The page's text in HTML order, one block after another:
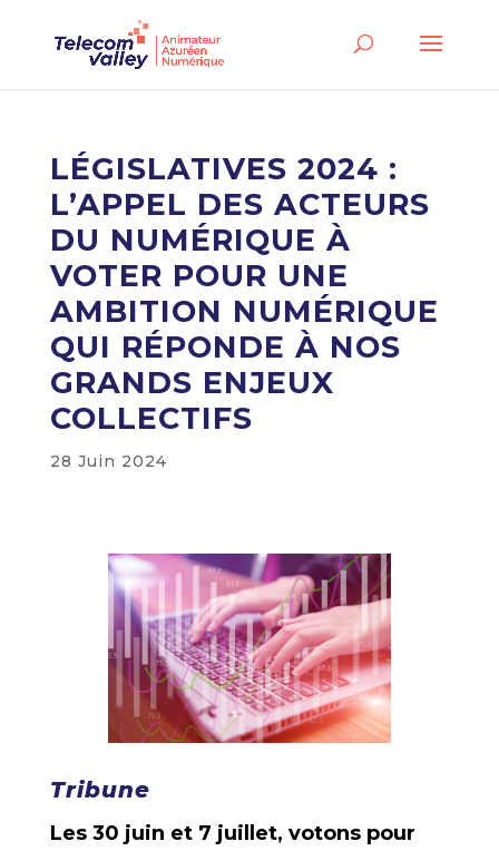
LÉGISLATIVES 2024 :
L’APPEL DES ACTEURS
DU NUMÉRIQUE À
VOTER POUR UNE
AMBITION NUMÉRIQUE
QUI RÉPONDE À NOS
GRANDS ENJEUX
COLLECTIFS
28 Juin 2024
Tribune
Les 30 juin et 7 juillet, votons pour